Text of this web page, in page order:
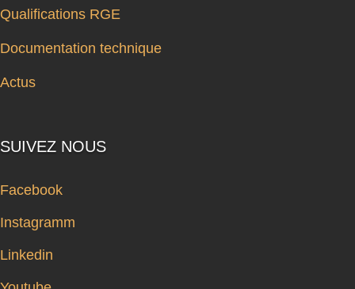
Qualifications RGE
Documentation technique
Actus
SUIVEZ NOUS
Facebook
Instagramm
Linkedin